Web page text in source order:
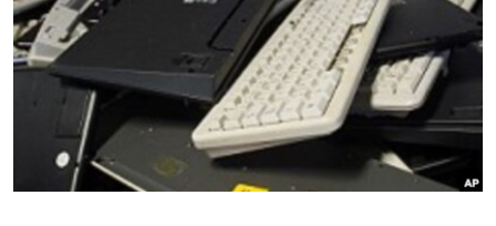
Learning English
СОЦИАЛЬНЫЕ СЕТИ